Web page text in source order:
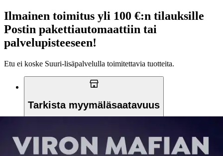
Ilmainen toimitus yli 100 €:n tilauksille
Postin pakettiautomaattiin tai
palvelupisteeseen!
Etu ei koske Suuri‑lisäpalvelulla toimitettavia tuotteita.
Tarkista myymäläsaatavuus